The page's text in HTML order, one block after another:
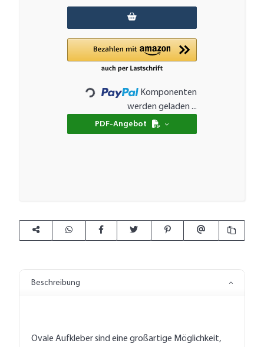
Loading...
Komponenten
werden geladen ...
PDF-Angebot
Beschreibung
Ovale Aufkleber sind eine großartige Möglichkeit,